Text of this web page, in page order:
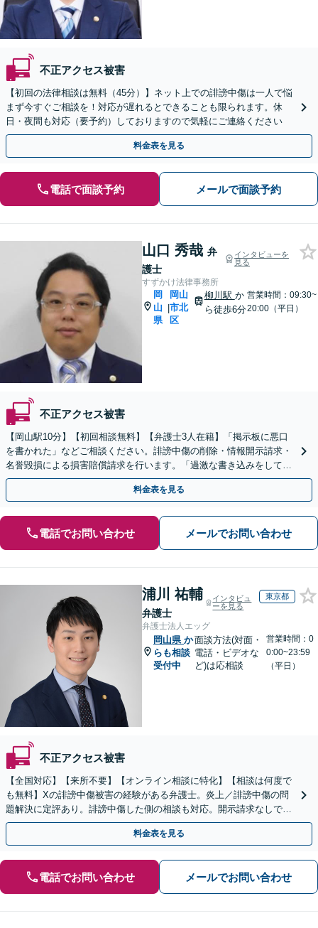
不正アクセス被害
【初回の法律相談は無料（45分）】ネット上での誹謗中傷は一人で悩
まず今すぐご相談を！対応が遅れるとできることも限られます。休
日・夜間も対応（要予約）しておりますので気軽にご連絡ください
料金表を見る
電話で面談予約 メールで面談予約
山口 秀哉 弁
護士
インタビューを
見る
すずかけ法律事務所
岡
山
県
|
岡山
市北
区
柳川駅 か
ら徒歩6分
営業時間：09:30~
20:00（平日）
不正アクセス被害
【岡山駅10分】【初回相談無料】【弁護士3人在籍】「掲示板に悪口
を書かれた」などご相談ください。誹謗中傷の削除・情報開示請求・
名誉毀損による損害賠償請求を行います。「過激な書き込みをしてし
まった」などの加害者側のご相談にも対応可能
料金表を見る
電話でお問い合わせ メールでお問い合わせ
浦川 祐輔
弁護士
インタビュ
ーを見る
東京都
弁護士法人エッグ
岡山県 か
らも相談
受付中
面談方法(対面・
電話・ビデオな
ど)は応相談
営業時間：0
0:00~23:59
（平日）
不正アクセス被害
【全国対応】【来所不要】【オンライン相談に特化】【相談は何度で
も無料】Xの誹謗中傷被害の経験がある弁護士。炎上／誹謗中傷の問
題解決に定評あり。誹謗中傷した側の相談も対応。開示請求なしで本
人の特定ができる場合もあり。
料金表を見る
電話でお問い合わせ メールでお問い合わせ